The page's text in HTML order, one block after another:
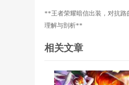
**王者荣耀暗信出装，对抗路
理解与剖析**
相关文章